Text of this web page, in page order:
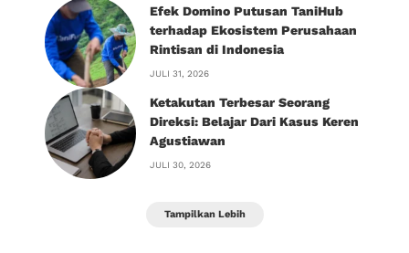
Efek Domino Putusan TaniHub
terhadap Ekosistem Perusahaan
Rintisan di Indonesia
JULI 31, 2026
Ketakutan Terbesar Seorang
Direksi: Belajar Dari Kasus Keren
Agustiawan
JULI 30, 2026
Tampilkan Lebih